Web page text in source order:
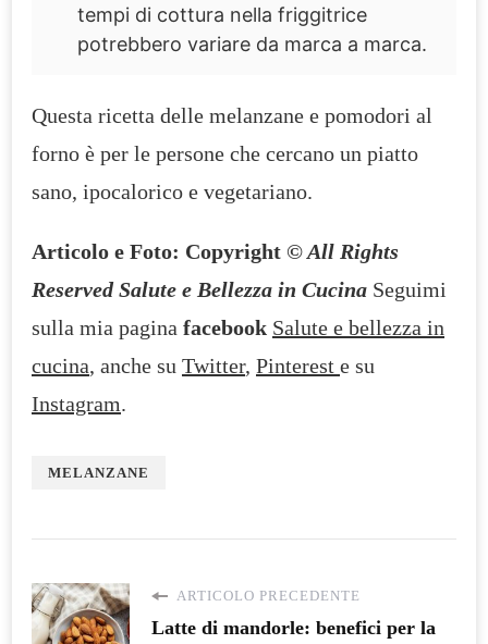
tempi di cottura nella friggitrice
potrebbero variare da marca a marca.
Questa ricetta delle melanzane e pomodori al
forno è per le persone che cercano un piatto
sano, ipocalorico e vegetariano.
Articolo e Foto: Copyright © All Rights
Reserved Salute e Bellezza in Cucina Seguimi
sulla mia pagina facebook Salute e bellezza in
cucina, anche su Twitter, Pinterest e su
Instagram.
MELANZANE
ARTICOLO PRECEDENTE
Latte di mandorle: benefici per la